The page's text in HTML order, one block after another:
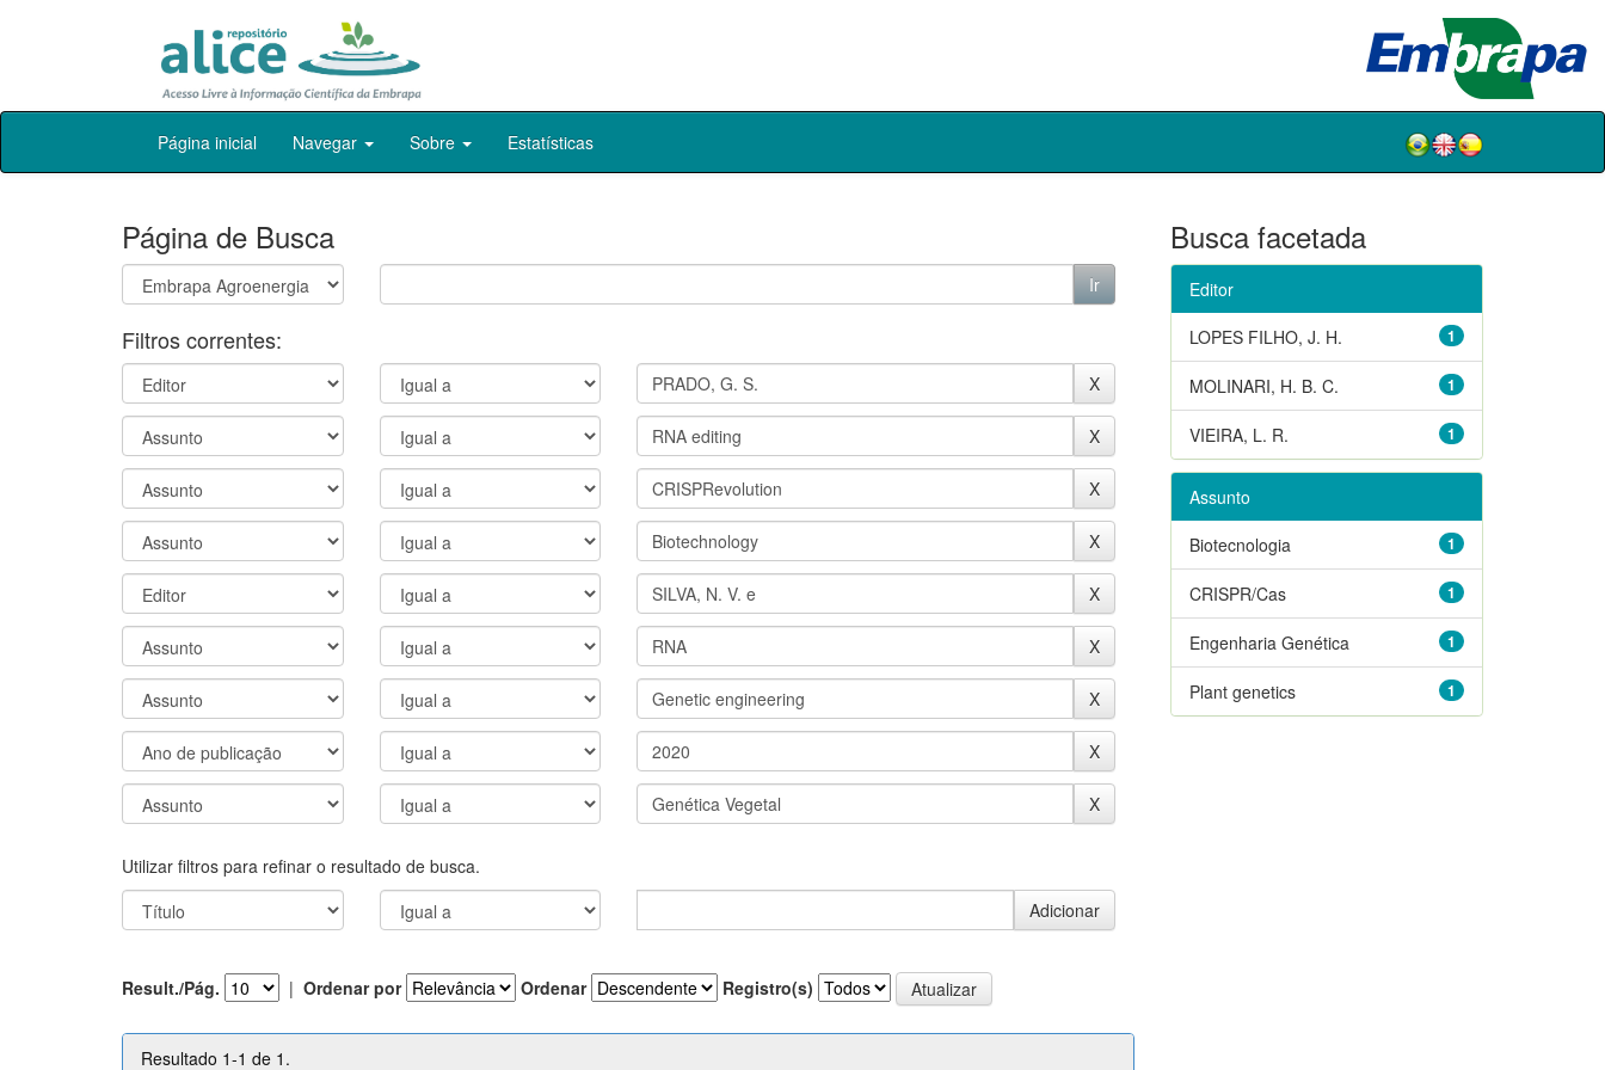
Skip
Página inicial Navegar Sobre Estatísticas
Página de Busca
Filtros correntes:
Utilizar filtros para refinar o resultado de busca.
Result./Pág. | Ordenar por Ordenar Registro(s)
Resultado 1-1 de 1.
Busca facetada
Editor
1
LOPES FILHO, J. H.
1
MOLINARI, H. B. C.
1
VIEIRA, L. R.
Assunto
1
Biotecnologia
1
CRISPR/Cas
1
Engenharia Genética
1
Plant genetics